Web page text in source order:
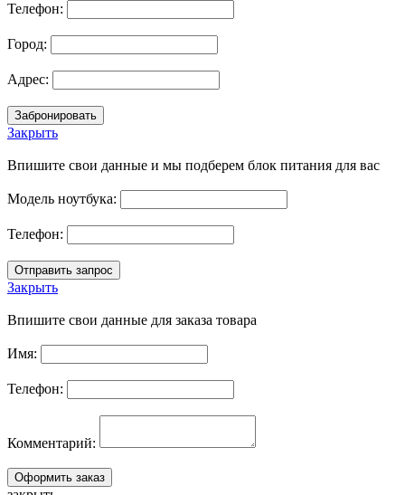
Телефон:
Город:
Адрес:
Закрыть
Впишите свои данные и мы подберем блок питания для вас
Модель ноутбука:
Телефон:
Закрыть
Впишите свои данные для заказа товара
Имя:
Телефон:
Комментарий: